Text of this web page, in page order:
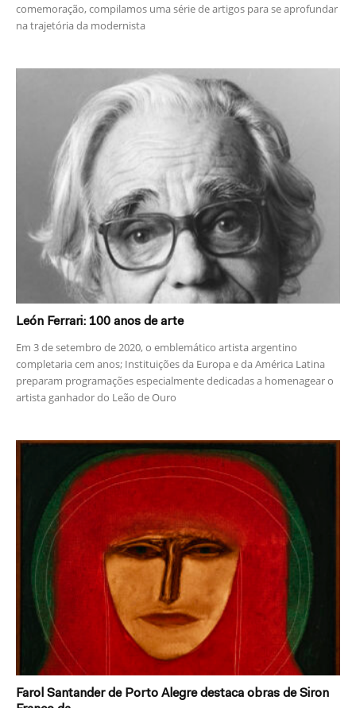
comemoração, compilamos uma série de artigos para se aprofundar
na trajetória da modernista
León Ferrari: 100 anos de arte
Em 3 de setembro de 2020, o emblemático artista argentino
completaria cem anos; Instituições da Europa e da América Latina
preparam programações especialmente dedicadas a homenagear o
artista ganhador do Leão de Ouro
Farol Santander de Porto Alegre destaca obras de Siron